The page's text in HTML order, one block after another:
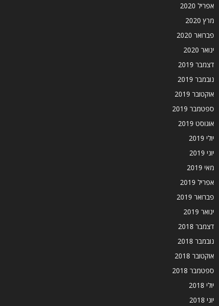
אפריל 2020
מרץ 2020
פברואר 2020
ינואר 2020
דצמבר 2019
נובמבר 2019
אוקטובר 2019
ספטמבר 2019
אוגוסט 2019
יולי 2019
יוני 2019
מאי 2019
אפריל 2019
פברואר 2019
ינואר 2019
דצמבר 2018
נובמבר 2018
אוקטובר 2018
ספטמבר 2018
יולי 2018
יוני 2018